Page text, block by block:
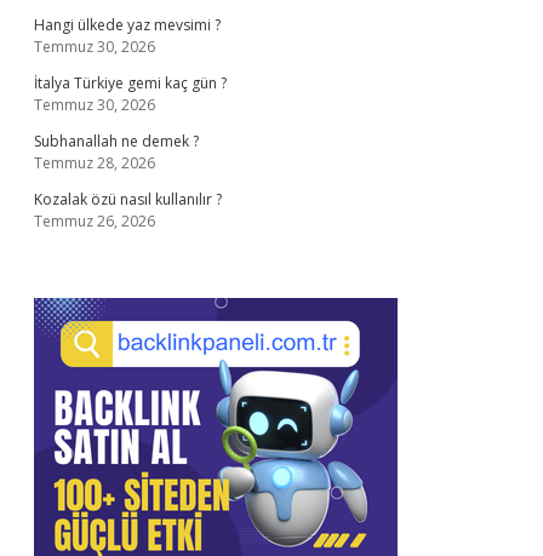
Hangi ülkede yaz mevsimi ?
Temmuz 30, 2026
İtalya Türkiye gemi kaç gün ?
Temmuz 30, 2026
Subhanallah ne demek ?
Temmuz 28, 2026
Kozalak özü nasıl kullanılır ?
Temmuz 26, 2026